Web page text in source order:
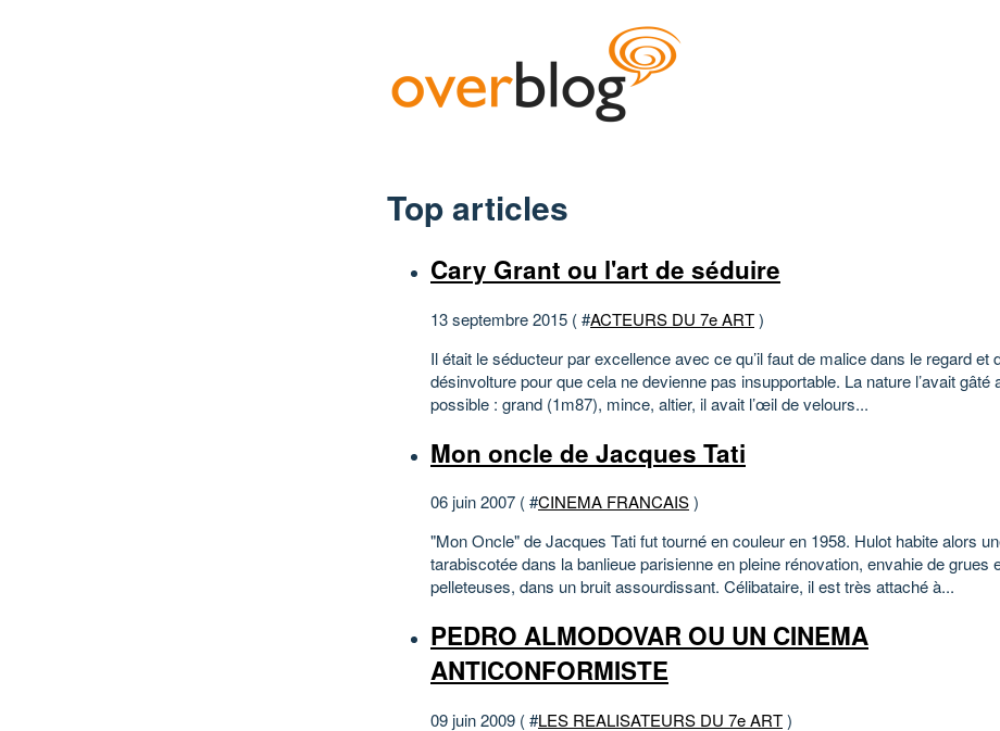
Top articles
Cary Grant ou l'art de séduire
13 septembre 2015 ( #ACTEURS DU 7e ART)
Il était le séducteur par excellence avec ce qu’il faut de malice dans le regard et
désinvolture pour que cela ne devienne pas insupportable. La nature l’avait gâté
possible : grand (1m87), mince, altier, il avait l’œil de velours...
Mon oncle de Jacques Tati
06 juin 2007 ( #CINEMA FRANCAIS)
"Mon Oncle" de Jacques Tati fut tourné en couleur en 1958. Hulot habite alors
tarabiscotée dans la banlieue parisienne en pleine rénovation, envahie de grues
pelleteuses, dans un bruit assourdissant. Célibataire, il est très attaché à...
PEDRO ALMODOVAR OU UN CINEMA
ANTICONFORMISTE
09 juin 2009 ( #LES REALISATEURS DU 7e ART)